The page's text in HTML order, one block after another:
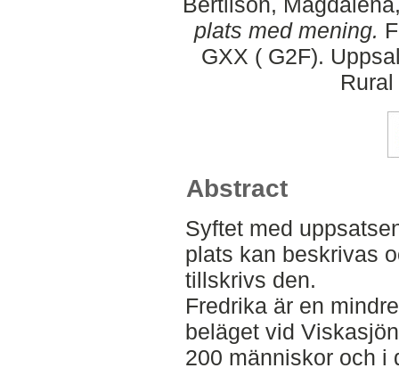
plats med mening.
GXX ( G2F).
Abstract
Syftet med
plats kan beskrivas
tillskrivs den.
Fredrika är en
beläget vid
200 människor och i